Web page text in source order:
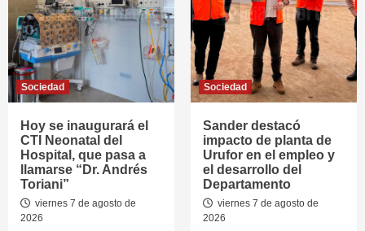
Sociedad
Hoy se inaugurará el
CTI Neonatal del
Hospital, que pasa a
llamarse “Dr. Andrés
Toriani”
viernes 7 de agosto de
2026
Sociedad
Sander destacó
impacto de planta de
Urufor en el empleo y
el desarrollo del
Departamento
viernes 7 de agosto de
2026